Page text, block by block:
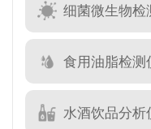
细菌微生物检
食用油脂检测
水酒饮品分析